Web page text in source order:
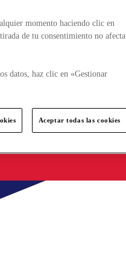
momento haciendo clic en
de tu consentimiento no afecta
datos, haz clic en «Gestionar
Aceptar todas las cookies